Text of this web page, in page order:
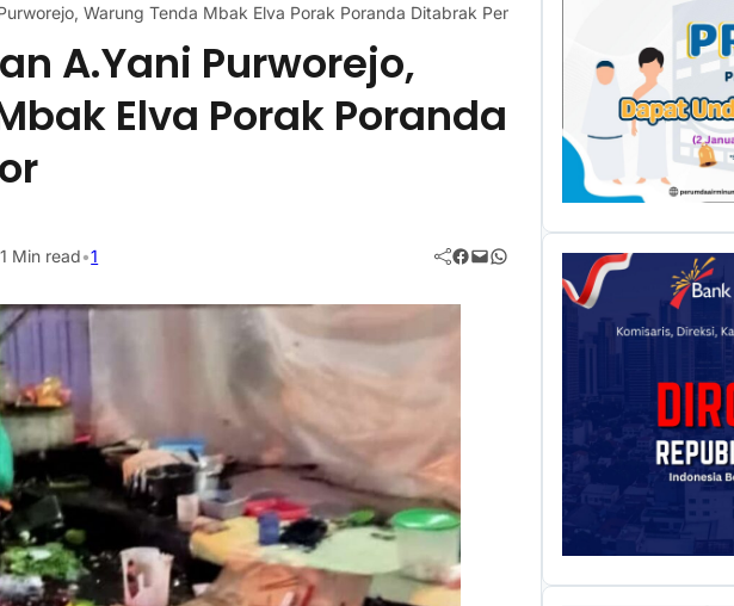
Warung Tenda Mbak Elva Porak Poranda Ditabrak Pemotor
A.Yani Purworejo,
Elva Porak Poranda
1 Min read•1 Facebook Mail WhatsApp